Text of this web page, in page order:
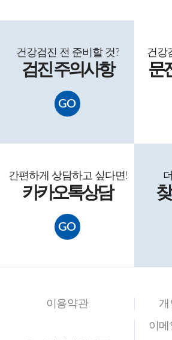
건강검진 전 준비할 것?
검진 주의사항
GO
건강
문
간편하게 상담하고 싶다면 !
카카오톡상담
GO
이용약관 개
이메